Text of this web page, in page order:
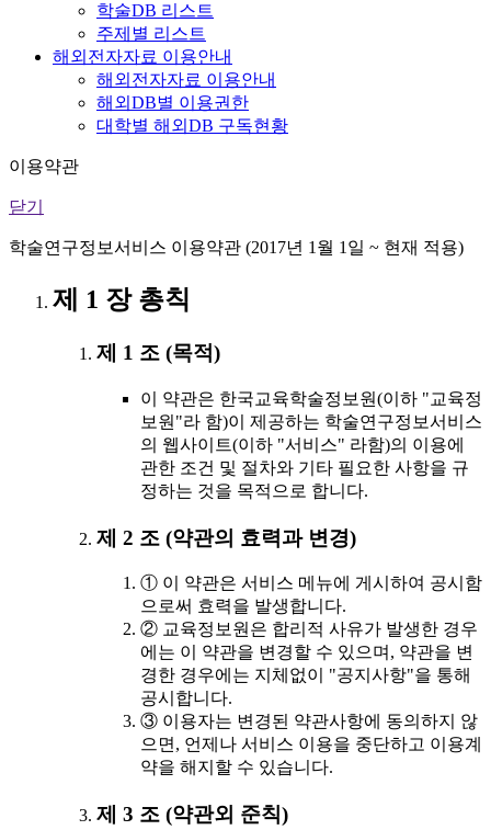
학술DB 리스트
주제별 리스트
해외전자자료 이용안내
해외전자자료 이용안내
해외DB별 이용권한
대학별 해외DB 구독현황
이용약관
닫기
학술연구정보서비스 이용약관 (2017년 1월 1일 ~ 현재 적용)
제 1 장 총칙
제 1 조 (목적)
이 약관은 한국교육학술정보원(이하 "교육정
보원"라 함)이 제공하는 학술연구정보서비스
의 웹사이트(이하 "서비스" 라함)의 이용에
관한 조건 및 절차와 기타 필요한 사항을 규
정하는 것을 목적으로 합니다.
제 2 조 (약관의 효력과 변경)
① 이 약관은 서비스 메뉴에 게시하여 공시함
으로써 효력을 발생합니다.
② 교육정보원은 합리적 사유가 발생한 경우
에는 이 약관을 변경할 수 있으며, 약관을 변
경한 경우에는 지체없이 "공지사항"을 통해
공시합니다.
③ 이용자는 변경된 약관사항에 동의하지 않
으면, 언제나 서비스 이용을 중단하고 이용계
약을 해지할 수 있습니다.
제 3 조 (약관외 준칙)